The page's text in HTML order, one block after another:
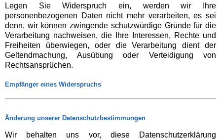
Legen Sie Widerspruch ein, werden wir Ihre
personenbezogenen Daten nicht mehr verarbeiten, es sei
denn, wir können zwingende schutzwürdige Gründe für die
Verarbeitung nachweisen, die Ihre Interessen, Rechte und
Freiheiten überwiegen, oder die Verarbeitung dient der
Geltendmachung, Ausübung oder Verteidigung von
Rechtsansprüchen.
Empfänger eines Widerspruchs
Änderung unserer Datenschutzbestimmungen
Wir behalten uns vor, diese Datenschutzerklärung